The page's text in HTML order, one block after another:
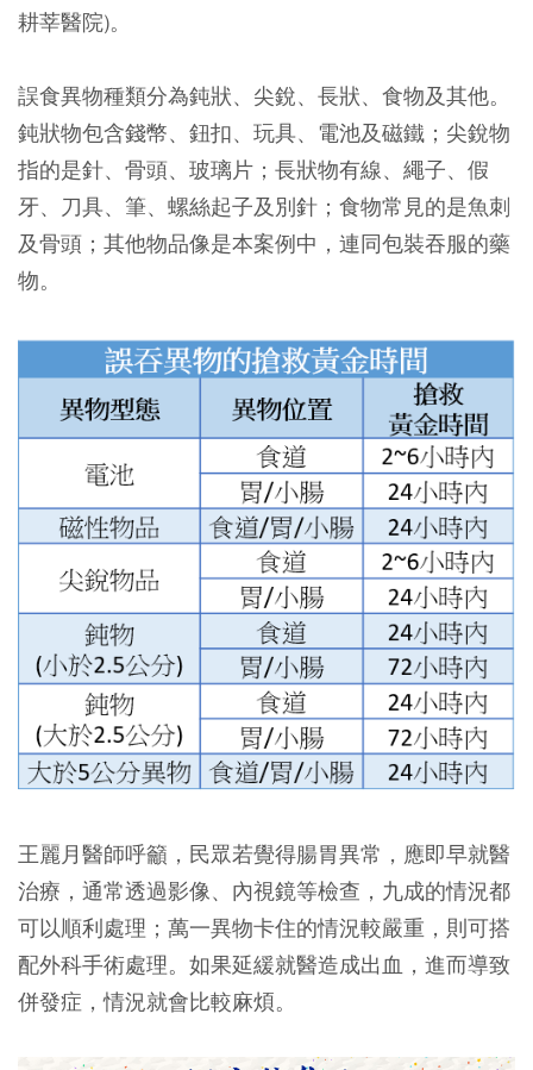
耕莘醫院)。
誤食異物種類分為鈍狀、尖銳、長狀、食物及其他。
鈍狀物包含錢幣、鈕扣、玩具、電池及磁鐵；尖銳物
指的是針、骨頭、玻璃片；長狀物有線、繩子、假
牙、刀具、筆、螺絲起子及別針；食物常見的是魚刺
及骨頭；其他物品像是本案例中，連同包裝吞服的藥
物。
王麗月醫師呼籲，民眾若覺得腸胃異常，應即早就醫
治療，通常透過影像、內視鏡等檢查，九成的情況都
可以順利處理；萬一異物卡住的情況較嚴重，則可搭
配外科手術處理。如果延緩就醫造成出血，進而導致
併發症，情況就會比較麻煩。